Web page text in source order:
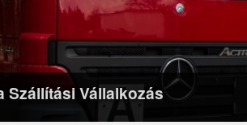
Szállítási Vállalkozás